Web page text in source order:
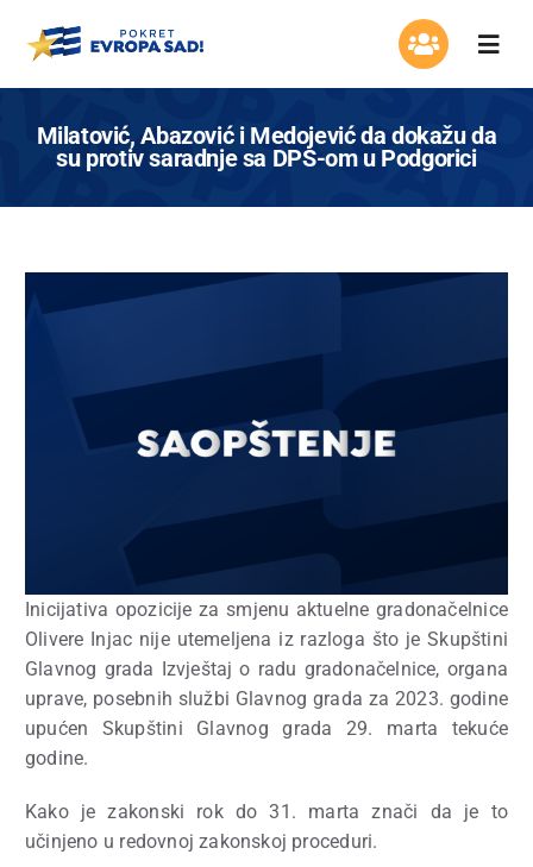
Milatović, Abazović i Medojević da dokažu da
su protiv saradnje sa DPS-om u Podgorici
Inicijativa opozicije za smjenu aktuelne gradonačelnice
Olivere Injac nije utemeljena iz razloga što je Skupštini
Glavnog grada Izvještaj o radu gradonačelnice, organa
uprave, posebnih službi Glavnog grada za 2023. godine
upućen Skupštini Glavnog grada 29. marta tekuće
godine.
Kako je zakonski rok do 31. marta znači da je to
učinjeno u redovnoj zakonskoj proceduri.